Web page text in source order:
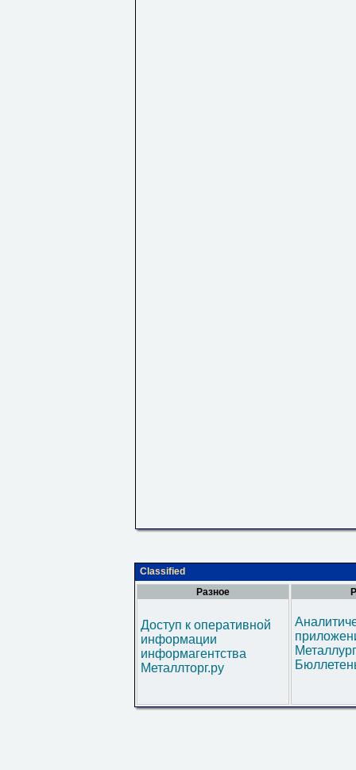
Classified
Разное
Доступ к оперативной
информации
информагентства
Металлторг.ру